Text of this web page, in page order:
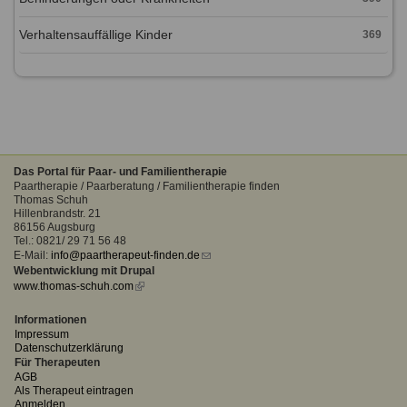
Verhaltensauffällige Kinder 369
Das Portal für Paar- und Familientherapie
Paartherapie / Paarberatung / Familientherapie finden
Thomas Schuh
Hillenbrandstr. 21
86156 Augsburg
Tel.: 0821/ 29 71 56 48
E-Mail: info@paartherapeut-finden.de (link
Webentwicklung mit Drupal
www.thomas-schuh.com(link
Informationen
Impressum
Datenschutzerklärung
Für Therapeuten
AGB
Als Therapeut eintragen
Anmelden